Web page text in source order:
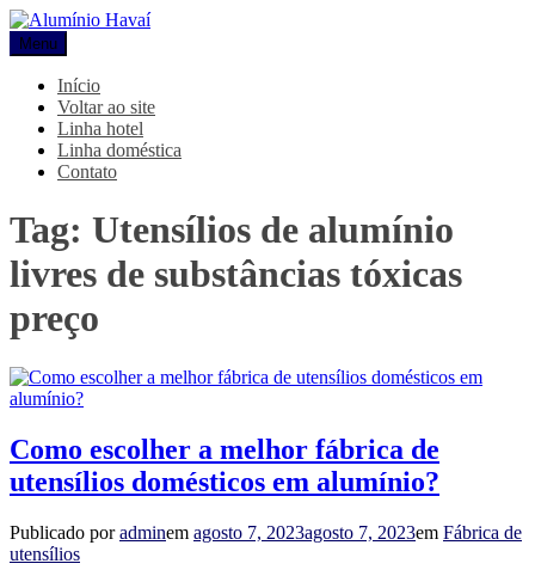
Pular
para
o
conteúdo
Alumínio Havaí
Blog Alumínio Havaí
Menu
Início
Voltar ao site
Linha hotel
Linha doméstica
Contato
Tag: Utensílios de alumínio
livres de substâncias tóxicas
preço
Como escolher a melhor fábrica de
utensílios domésticos em alumínio?
Publicado poradminem agosto 7, 2023agosto 7, 2023em Fábrica de
utensílios